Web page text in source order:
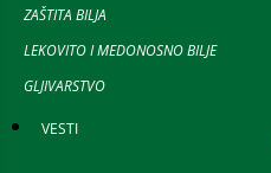
ZAŠTITA BILJA
LEKOVITO I MEDONOSNO BILJE
GLJIVARSTVO
VESTI